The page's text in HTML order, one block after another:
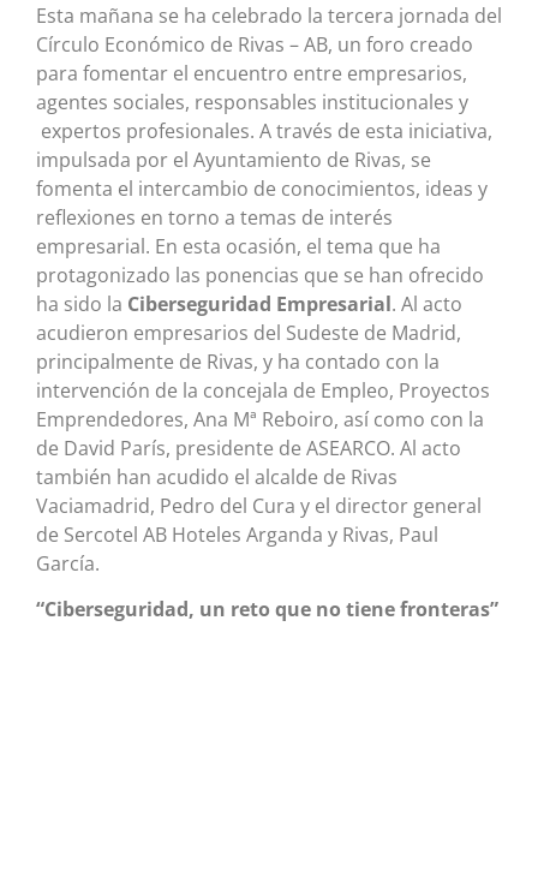
Esta mañana se ha celebrado la tercera jornada del
Círculo Económico de Rivas – AB, un foro creado
para fomentar el encuentro entre empresarios,
agentes sociales, responsables institucionales y
expertos profesionales. A través de esta iniciativa,
impulsada por el Ayuntamiento de Rivas, se
fomenta el intercambio de conocimientos, ideas y
reflexiones en torno a temas de interés
empresarial. En esta ocasión, el tema que ha
protagonizado las ponencias que se han ofrecido
ha sido la Ciberseguridad Empresarial. Al acto
acudieron empresarios del Sudeste de Madrid,
principalmente de Rivas, y ha contado con la
intervención de la concejala de Empleo, Proyectos
Emprendedores, Ana Mª Reboiro, así como con la
de David París, presidente de ASEARCO. Al acto
también han acudido el alcalde de Rivas
Vaciamadrid, Pedro del Cura y el director general
de Sercotel AB Hoteles Arganda y Rivas, Paul
García.
“Ciberseguridad, un reto que no tiene fronteras”